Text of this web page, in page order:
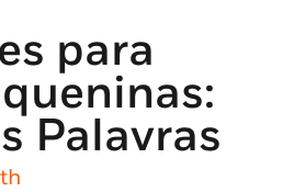
para
Palavras